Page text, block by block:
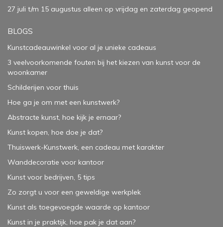
27 juli t/m 15 augustus alleen op vrijdag en zaterdag geopend
BLOGS
Kunstcadeauwinkel voor al je unieke cadeaus
3 veelvoorkomende fouten bij het kiezen van kunst voor de
woonkamer
Schilderijen voor thuis
Hoe ga je om met een kunstwerk?
Abstracte kunst, hoe kijk je ernaar?
Kunst kopen, hoe doe je dat?
Thuiswerk-Kunstwerk, een cadeau met karakter
Wanddecoratie voor kantoor
Kunst voor bedrijven, 5 tips
Zo zorgt u voor een geweldige werkplek
Kunst als toegevoegde waarde op kantoor
Kunst in je praktijk, hoe pak je dat aan?